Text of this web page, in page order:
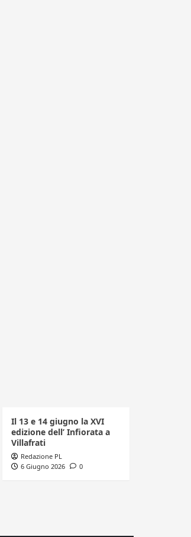
Il 13 e 14 giugno la XVI
edizione dell’ Infiorata a
Villafrati
Redazione PL
6 Giugno 2026
0